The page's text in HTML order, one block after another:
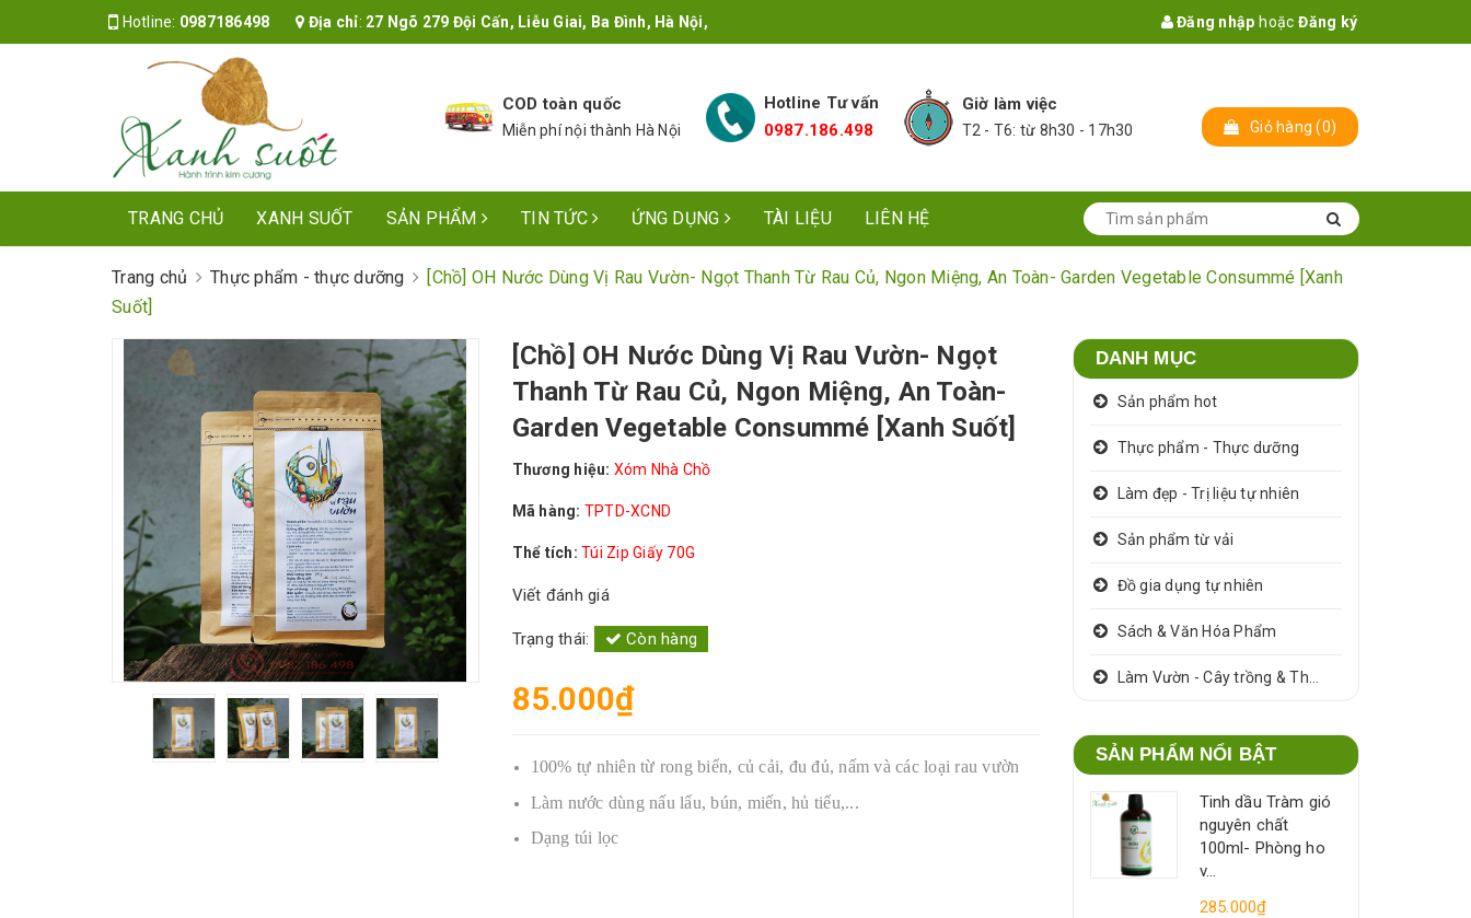
Hotline: 0987186498 Địa chỉ: 27 Ngõ 279 Đội Cấn, Liễu Giai, Ba Đình, Hà Nội, Đăng nhập hoặc Đăng ký
COD toàn quốc
Miễn phí nội thành Hà Nội
Hotline Tư vấn
0987.186.498
Giờ làm việc
T2 - T6: từ 8h30 - 17h30 Giỏ hàng (0)
TRANG CHỦ XANH SUỐT SẢN PHẨM TIN TỨC ỨNG DỤNG TÀI LIỆU LIÊN HỆ
Trang chủ Thực phẩm - thực dưỡng
[Chồ] OH Nước Dùng Vị Rau Vườn- Ngọt Thanh Từ Rau Củ, Ngon Miệng, An Toàn- Garden Vegetable Consummé [Xanh
Suốt]
[Chồ] OH Nước Dùng Vị Rau Vườn- Ngọt
Thanh Từ Rau Củ, Ngon Miệng, An Toàn-
Garden Vegetable Consummé [Xanh Suốt]
Thương hiệu: Xóm Nhà Chồ
Mã hàng: TPTD-XCND
Thể tích: Túi Zip Giấy 70G
Viết đánh giá
Trạng thái: Còn hàng
85.000₫
100% tự nhiên từ rong biển, củ cải, đu đủ, nấm và các loại rau vườn
Làm nước dùng nấu lẩu, bún, miến, hủ tiếu,...
Dạng túi lọc
DANH MỤC
Sản phẩm hot
Thực phẩm - Thực dưỡng
Làm đẹp - Trị liệu tự nhiên
Sản phẩm từ vải
Đồ gia dụng tự nhiên
Sách & Văn Hóa Phẩm
Làm Vườn - Cây trồng & Thảo dược
SẢN PHẨM NỔI BẬT
Tinh dầu Tràm gió
nguyên chất
100ml- Phòng ho
v...
285.000₫